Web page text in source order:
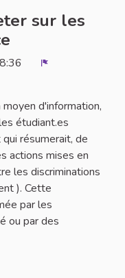
sur les
d'information,
étudiant.es
résumerait, de
actions mises en
les discriminations
). Cette
par les
ou par des